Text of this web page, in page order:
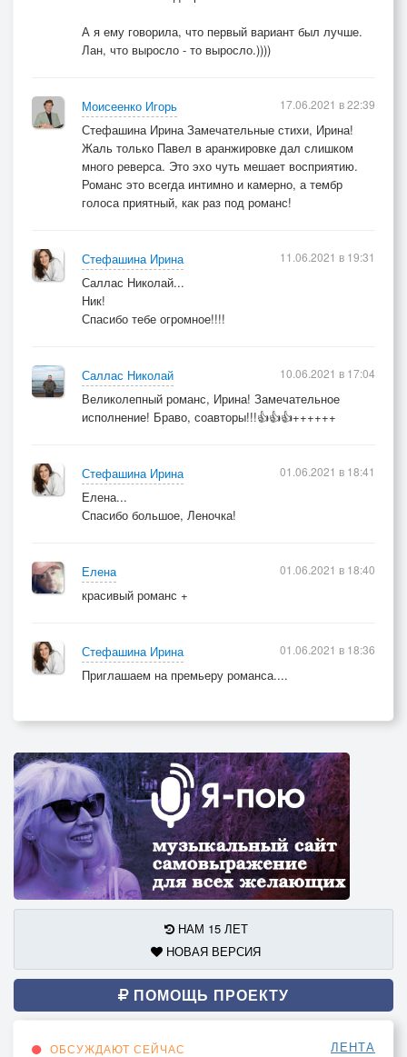
А я ему говорила, что первый вариант был лучше.
Лан, что выросло - то выросло.))))
Моисеенко Игорь
Стефашина Ирина Замечательные стихи, Ирина!
Жаль только Павел в аранжировке дал слишком
много реверса. Это эхо чуть мешает восприятию.
Романс это всегда интимно и камерно, а тембр
голоса приятный, как раз под романс!
17.06.2021 в 22:39
Стефашина Ирина
Саллас Николай...
Ник!
Спасибо тебе огромное!!!!
11.06.2021 в 19:31
Саллас Николай
Великолепный романс, Ирина! Замечательное
исполнение! Браво, соавторы!!!👍👍👍++++++
10.06.2021 в 17:04
Стефашина Ирина
Елена...
Спасибо большое, Леночка!
01.06.2021 в 18:41
Елена
красивый романс +
01.06.2021 в 18:40
Стефашина Ирина
Приглашаем на премьеру романса....
01.06.2021 в 18:36
НАМ 15 ЛЕТ
НОВАЯ ВЕРСИЯ
ПОМОЩЬ ПРОЕКТУ
ОБСУЖДАЮТ СЕЙЧАС ЛЕНТА